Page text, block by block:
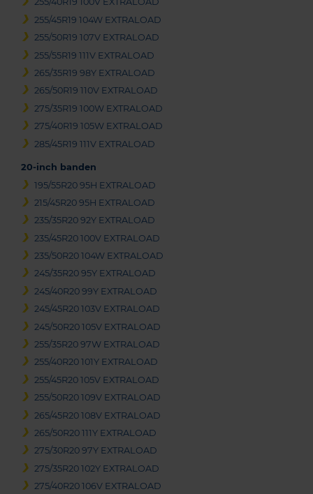
255/45R19 104W EXTRALOAD
255/50R19 107V EXTRALOAD
255/55R19 111V EXTRALOAD
265/35R19 98Y EXTRALOAD
265/50R19 110V EXTRALOAD
275/35R19 100W EXTRALOAD
275/40R19 105W EXTRALOAD
285/45R19 111V EXTRALOAD
20-inch banden
195/55R20 95H EXTRALOAD
215/45R20 95H EXTRALOAD
235/35R20 92Y EXTRALOAD
235/45R20 100V EXTRALOAD
235/50R20 104W EXTRALOAD
245/35R20 95Y EXTRALOAD
245/40R20 99Y EXTRALOAD
245/45R20 103V EXTRALOAD
245/50R20 105V EXTRALOAD
255/35R20 97W EXTRALOAD
255/40R20 101Y EXTRALOAD
255/45R20 105V EXTRALOAD
255/50R20 109V EXTRALOAD
265/45R20 108V EXTRALOAD
265/50R20 111Y EXTRALOAD
275/30R20 97Y EXTRALOAD
275/35R20 102Y EXTRALOAD
275/40R20 106V EXTRALOAD